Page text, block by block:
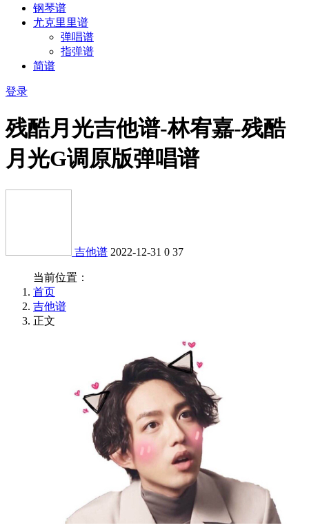
钢琴谱
尤克里里谱
弹唱谱
指弹谱
简谱
登录
残酷月光吉他谱-林宥嘉-残酷
月光G调原版弹唱谱
吉他谱 2022-12-31 0 37
当前位置：
首页
吉他谱
正文